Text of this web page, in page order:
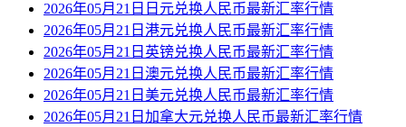
2026年05月21日日元兑换人民币最新汇率行情
2026年05月21日港元兑换人民币最新汇率行情
2026年05月21日英镑兑换人民币最新汇率行情
2026年05月21日澳元兑换人民币最新汇率行情
2026年05月21日美元兑换人民币最新汇率行情
2026年05月21日加拿大元兑换人民币最新汇率行情